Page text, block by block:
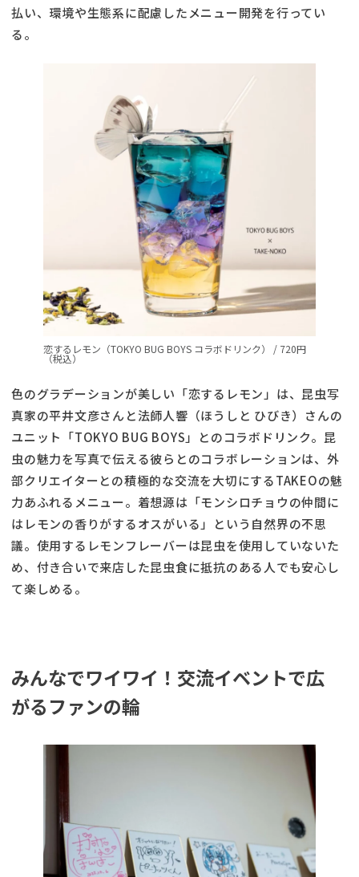
払い、環境や生態系に配慮したメニュー開発を行ってい
る。
恋するレモン（TOKYO BUG BOYS コラボドリンク） / 720円
（税込）
色のグラデーションが美しい「恋するレモン」は、昆虫写
真家の平井文彦さんと法師人響（ほうしと ひびき）さんの
ユニット「TOKYO BUG BOYS」とのコラボドリンク。昆
虫の魅力を写真で伝える彼らとのコラボレーションは、外
部クリエイターとの積極的な交流を大切にするTAKEOの魅
力あふれるメニュー。着想源は「モンシロチョウの仲間に
はレモンの香りがするオスがいる」という自然界の不思
議。使用するレモンフレーバーは昆虫を使用していないた
め、付き合いで来店した昆虫食に抵抗のある人でも安心し
て楽しめる。
みんなでワイワイ！交流イベントで広
がるファンの輪